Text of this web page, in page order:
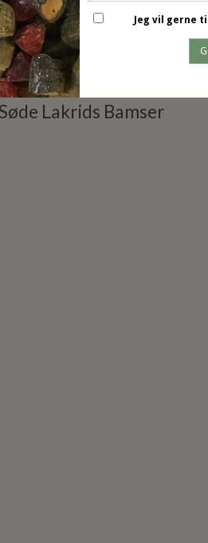
har
Lakrids Bamser
Jeg vil gerne